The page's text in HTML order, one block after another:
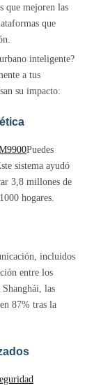
que mejoren las
que
inteligente?
a tus
su impacto:
Puedes
sistema ayudó
3,8 millones de
hogares.
incluidos
entre los
las
87% tras la